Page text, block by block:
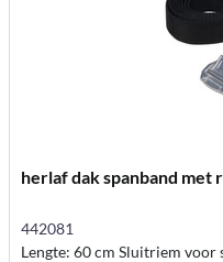
herlaf dak spanband met
442081
Lengte: 60 cm Sluitriem voor